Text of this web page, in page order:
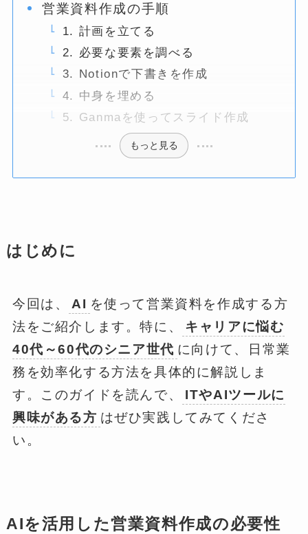
営業資料作成の手順
1. 計画を立てる
2. 必要な要素を調べる
3. Notionで下書きを作成
4. 中身を埋める
5. Ganmaを使ってスライド作成
もっと見る
はじめに
今回は、 AI を使って営業資料を作成する方
法をご紹介します。特に、
キャリアに悩む
40代～60代のシニア世代 に向けて、日常業
務を効率化する方法を具体的に解説しま
す。このガイドを読んで、
ITやAIツールに
興味がある方 はぜひ実践してみてくださ
い。
AIを活用した営業資料作成の必要性